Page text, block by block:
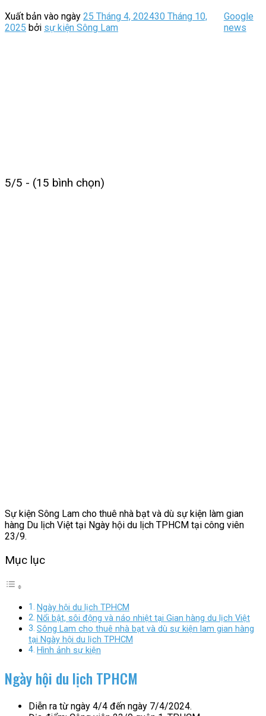
Xuất bản vào ngày 25 Tháng 4, 202430 Tháng 10,
2025 bởi sự kiện Sông Lam
Google
news
5/5 - (15 bình chọn)
Sự kiện Sông Lam cho thuê nhà bạt và dù sự kiện làm gian
hàng Du lịch Việt tại Ngày hội du lịch TPHCM tại công viên
23/9.
Mục lục
Ngày hội du lịch TPHCM
Nổi bật, sôi động và náo nhiệt tại Gian hàng du lịch Việt
Sông Lam cho thuê nhà bạt và dù sự kiện lam gian hàng
tại Ngày hội du lịch TPHCM
Hình ảnh sự kiện
Ngày hội du lịch TPHCM
Diễn ra từ ngày 4/4 đến ngày 7/4/2024.